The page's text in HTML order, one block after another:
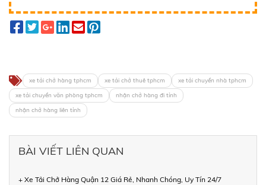
xe tải chở hàng tphcm xe tải chở thuê tphcm
xe tải chuyển nhà tphcm
xe tải chuyển văn phòng tphcm
nhận chở hàng đi tỉnh
nhận chở hàng liên tỉnh
BÀI VIẾT LIÊN QUAN
+ Xe Tải Chở Hàng Quận 12 Giá Rẻ, Nhanh Chóng, Uy Tín 24/7